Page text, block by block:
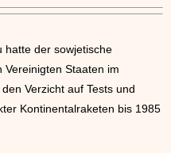
hatte der sowjetische
Staaten im
Verzicht auf Tests und
Kontinentalraketen bis 1985